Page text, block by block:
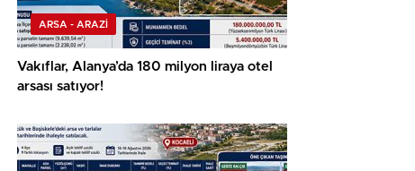
ARSA - ARAZİ
Vakıflar, Alanya’da 180 milyon liraya otel
arsası satıyor!